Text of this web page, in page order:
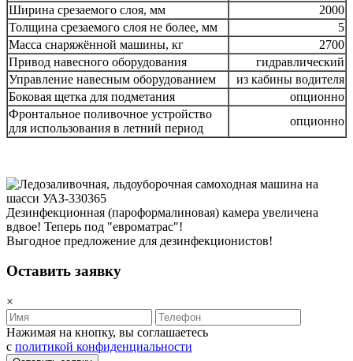
Ширина срезаемого слоя, мм
2000
Толщина срезаемого слоя не более, мм
5
Масса снаряжённой машины, кг
2700
Привод навесного оборудования
гидравлический
Управление навесным оборудованием
из кабины водителя
Боковая щетка для подметания
опционно
Фронтальное поливочное устройство
для использования в летний период
опционно
Дезинфекционная (пароформалиновая) камера увеличена
вдвое! Теперь под "евроматрас"!
Выгодное предложение для дезинфекционистов!
Оставить заявку
×
Нажимая на кнопку, вы соглашаетесь
с политикой конфиденциальности